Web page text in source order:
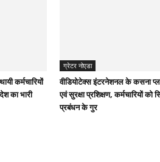
कर्मचारियों
का भारी
ग्रेटर नोएडा
वीडियोटेक्स इंटरनेशनल के कसना
एवं सुरक्षा प्रशिक्षण, कर्मचारियों को
प्रबंधन के गुर